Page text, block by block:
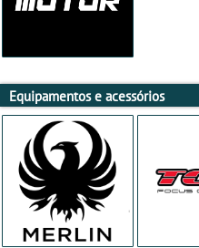
Equipamentos e acessórios